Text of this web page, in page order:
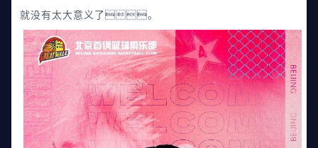
就没有太大意义了。